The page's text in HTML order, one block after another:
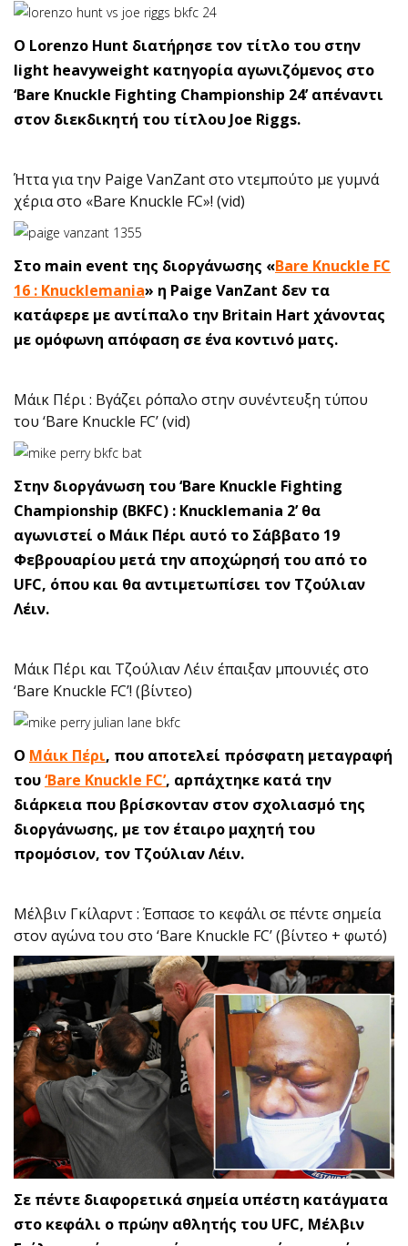
O Lorenzo Hunt διατήρησε τον τίτλο του στην
light heavyweight κατηγορία αγωνιζόμενος στο
‘Bare Knuckle Fighting Championship 24’ απέναντι
στον διεκδικητή του τίτλου Joe Riggs.
Ήττα για την Paige VanZant στο ντεμπούτο με γυμνά
χέρια στο «Bare Knuckle FC»! (vid)
Στο main event της διοργάνωσης «Bare Knuckle FC
16 : Knucklemania» η Paige VanZant δεν τα
κατάφερε με αντίπαλο την Britain Hart χάνοντας
με ομόφωνη απόφαση σε ένα κοντινό ματς.
Μάικ Πέρι : Βγάζει ρόπαλο στην συνέντευξη τύπου
του ‘Bare Knuckle FC’ (vid)
Στην διοργάνωση του ‘Bare Knuckle Fighting
Championship (BKFC) : Knucklemania 2’ θα
αγωνιστεί ο Μάικ Πέρι αυτό το Σάββατο 19
Φεβρουαρίου μετά την αποχώρησή του από το
UFC, όπου και θα αντιμετωπίσει τον Τζούλιαν
Λέιν.
Μάικ Πέρι και Τζούλιαν Λέιν έπαιξαν μπουνιές στο
‘Bare Knuckle FC’! (βίντεο)
Ο Μάικ Πέρι, που αποτελεί πρόσφατη μεταγραφή
του‘Bare Knuckle FC’, αρπάχτηκε κατά την
διάρκεια που βρίσκονταν στον σχολιασμό της
διοργάνωσης, με τον έταιρο μαχητή του
προμόσιον, τον Τζούλιαν Λέιν.
Μέλβιν Γκίλαρντ : Έσπασε το κεφάλι σε πέντε σημεία
στον αγώνα του στο ‘Bare Knuckle FC’ (βίντεο + φωτό)
Σε πέντε διαφορετικά σημεία υπέστη κατάγματα
στο κεφάλι ο πρώην αθλητής του UFC, Μέλβιν